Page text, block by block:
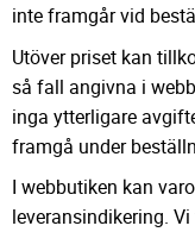
inte framgår vid
Utöver priset kan
så fall angivna i
inga ytterligare
framgå under
I webbutiken kan
leveransindikering.